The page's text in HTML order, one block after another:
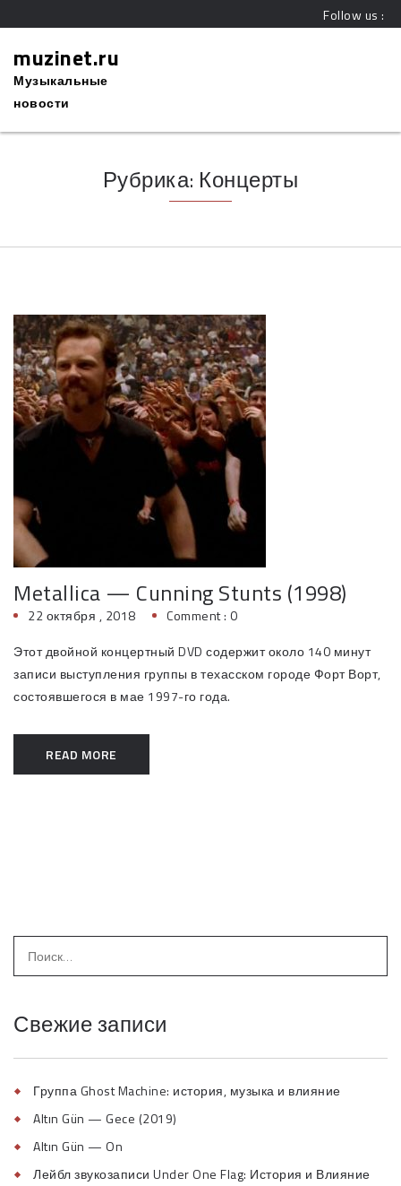
Follow us :
muzinet.ru
Музыкальные
новости
Рубрика: Концерты
Metallica — Cunning Stunts (1998)
22 октября , 2018
Comment : 0
Этот двойной концертный DVD содержит около 140 минут
записи выступления группы в техасском городе Форт Ворт,
состоявшегося в мае 1997-го года.
READ MORE
Свежие записи
Группа Ghost Machine: история, музыка и влияние
Altın Gün — Gece (2019)
Altın Gün — On
Лейбл звукозаписи Under One Flag: История и Влияние